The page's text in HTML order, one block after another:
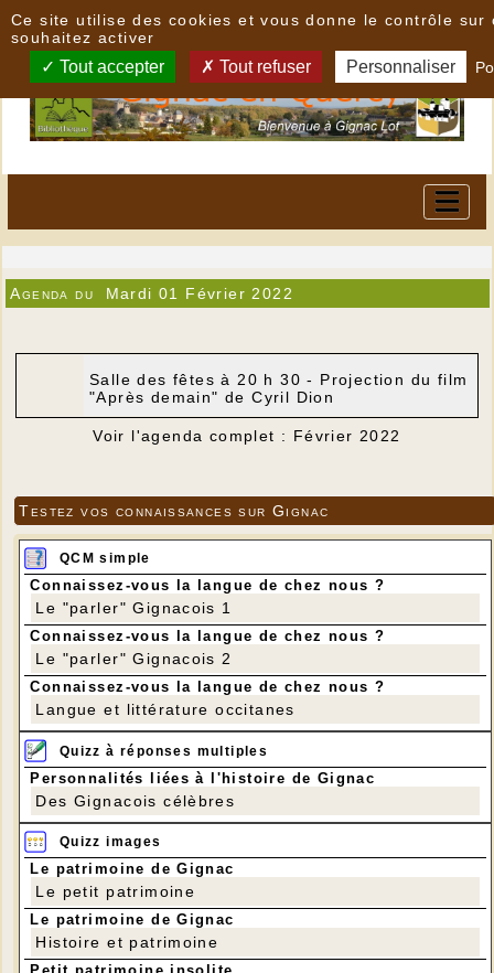
Agenda du Mardi 01 Février 2022
Salle des fêtes à 20 h 30 - Projection du film
"Après demain" de Cyril Dion
Voir l'agenda complet : Février 2022
Testez vos connaissances sur Gignac
QCM simple
Connaissez-vous la langue de chez nous ?
Le "parler" Gignacois 1
Connaissez-vous la langue de chez nous ?
Le "parler" Gignacois 2
Connaissez-vous la langue de chez nous ?
Langue et littérature occitanes
Quizz à réponses multiples
Personnalités liées à l'histoire de Gignac
Des Gignacois célèbres
Quizz images
Le patrimoine de Gignac
Le petit patrimoine
Le patrimoine de Gignac
Histoire et patrimoine
Ce site utilise des cookies et vous donne le contrôle sur
souhaitez activer
Tout accepter Tout refuser Personnaliser